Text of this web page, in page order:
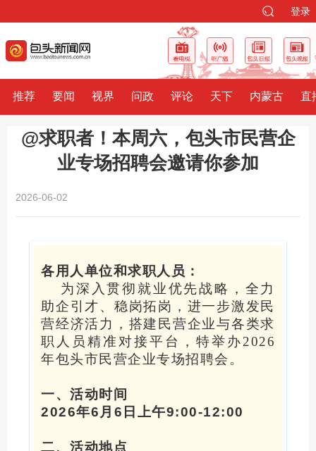
登录
推荐 要闻 视界 问政 评论 天下 内蒙古 直
@求职者！本周六，包头市民营企
业专场招聘会邀请你参加
2026-06-02
各用人单位和求职人员：
为深入贯彻就业优先战略，全力
助企引才、稳岗拓岗，进一步激发民
营经济活力，搭建民营企业与各类求
职人员精准对接平台，特举办2026
年包头市民营企业专场招聘会。
一、活动时间
2026年6月6日上午9:00-12:00
二、活动地点